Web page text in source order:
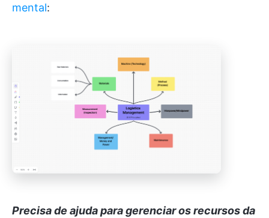
mental:
Precisa de ajuda para gerenciar os recursos da